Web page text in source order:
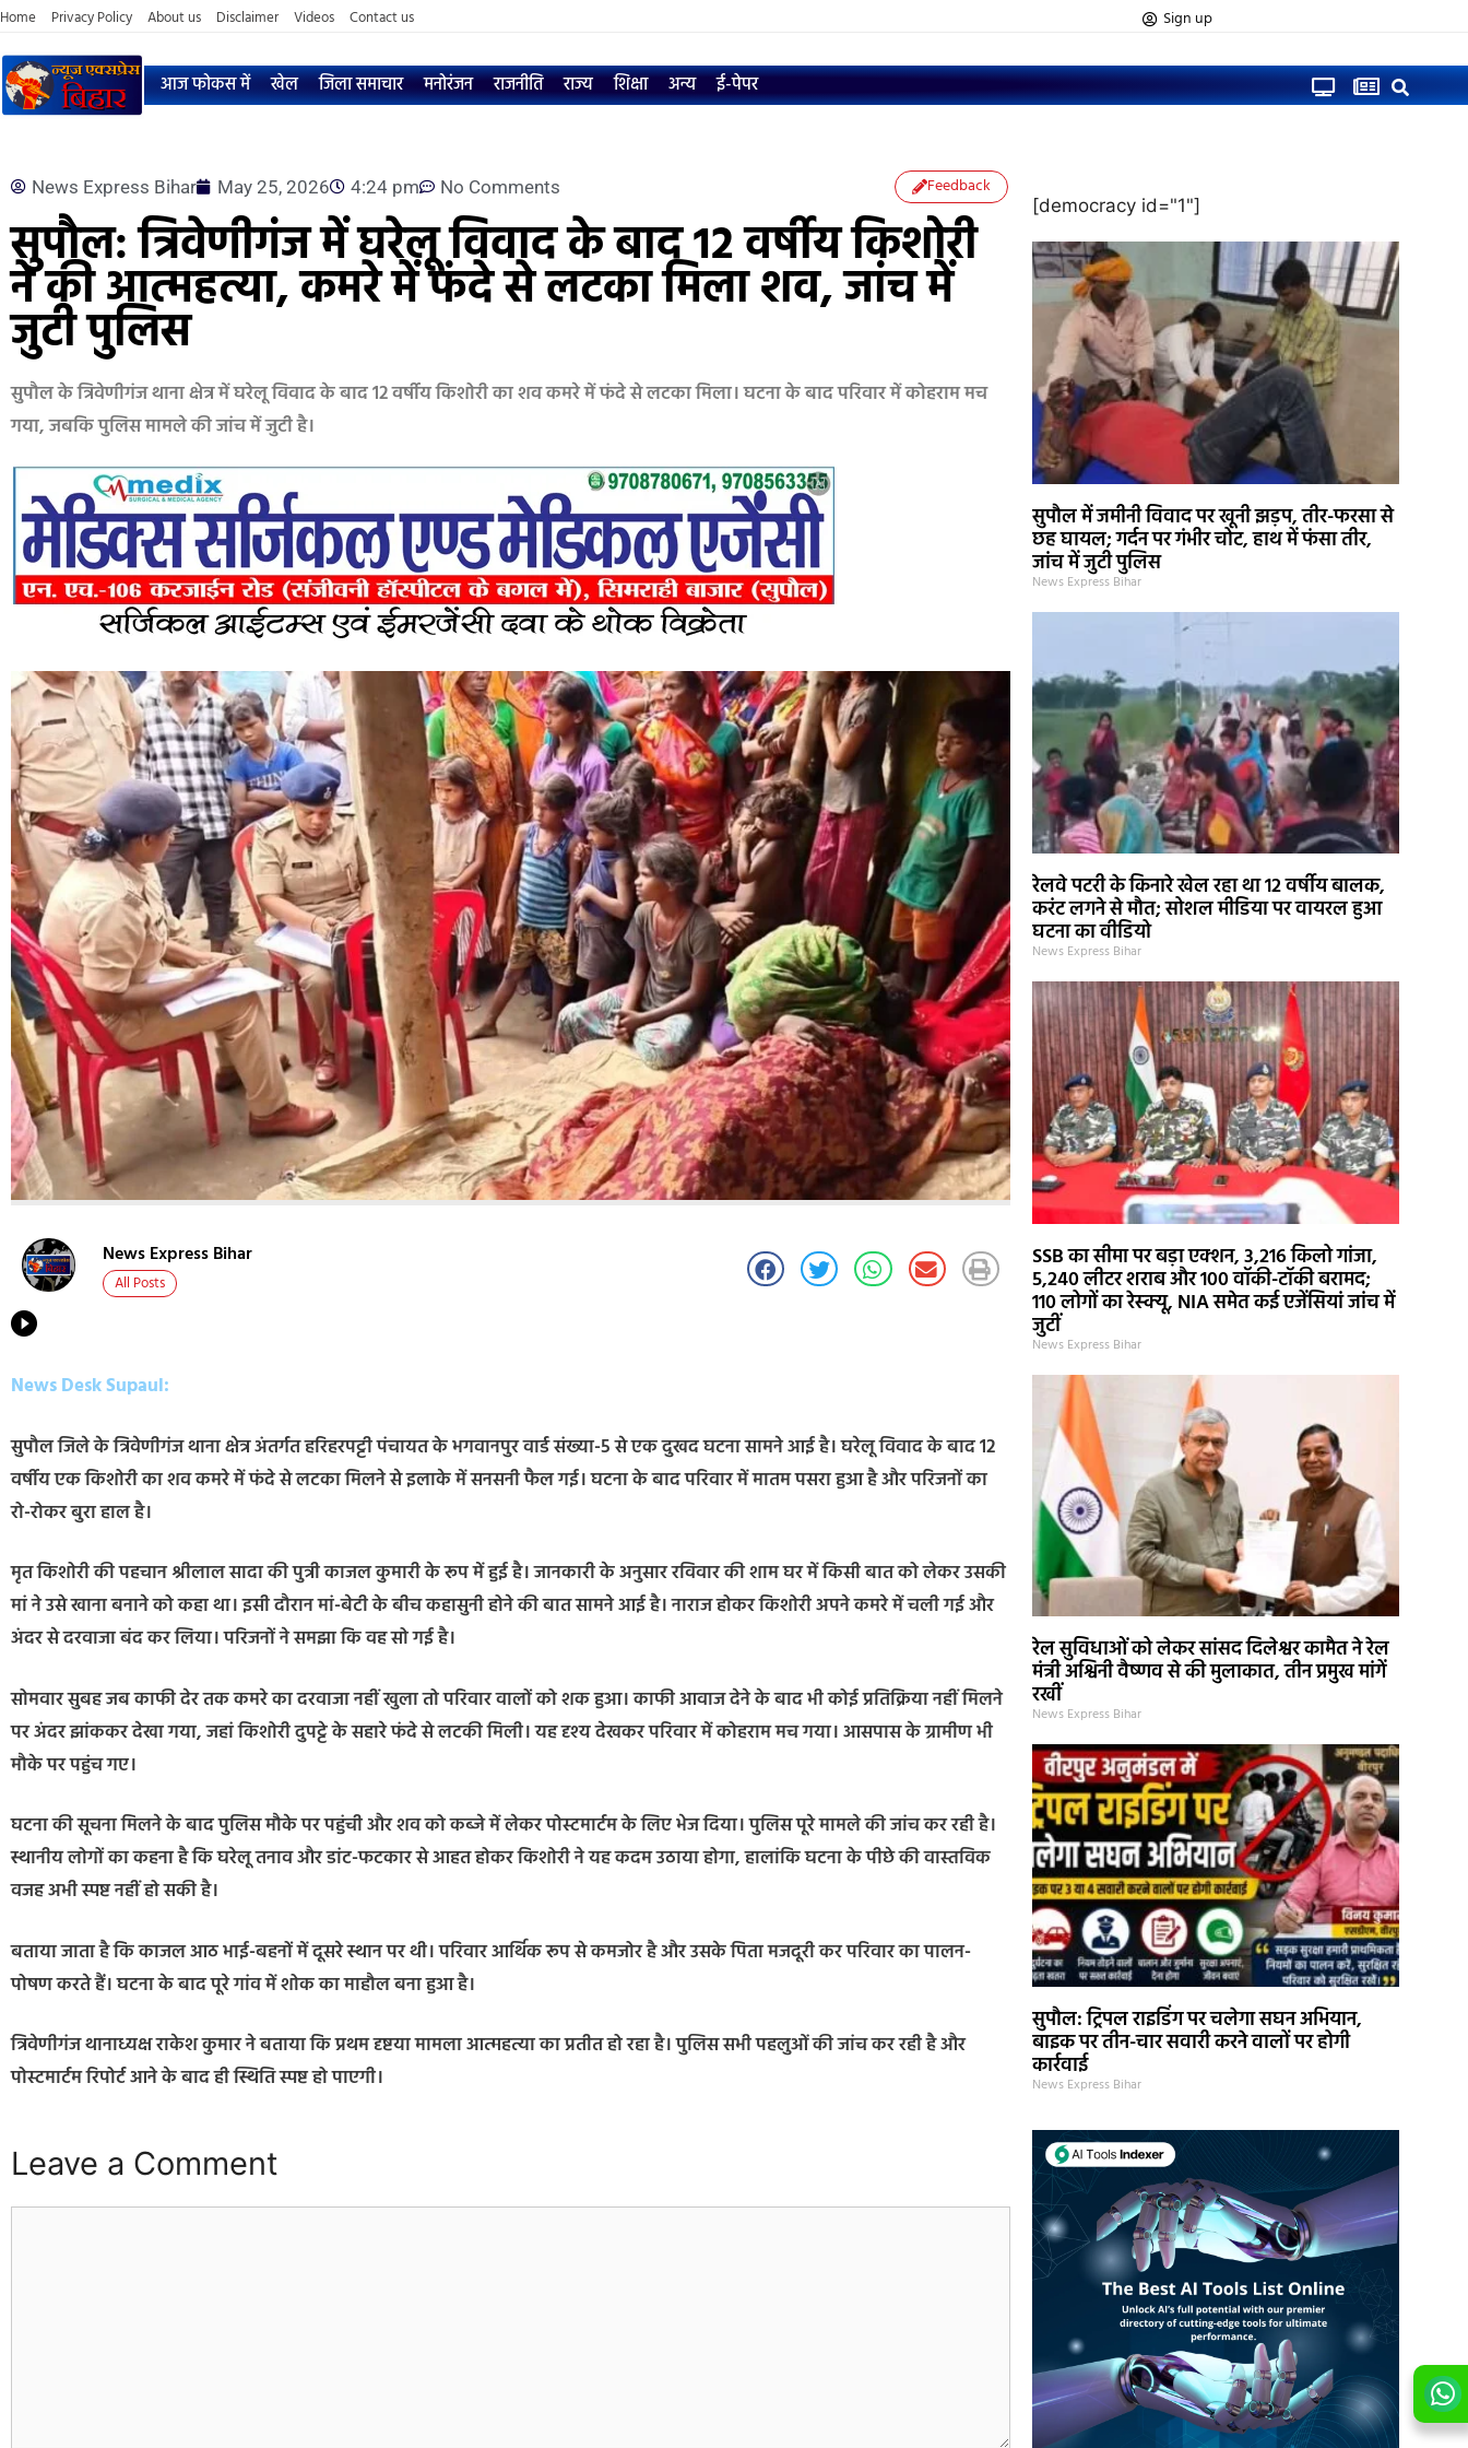
Home Privacy Policy About us Disclaimer Videos Contact us Sign up
आज फोकस में खेल जिला समाचार मनोरंजन राजनीति राज्य शिक्षा अन्य ई-पेपर
News Express Bihar May 25, 2026 4:24 pm No Comments Feedback
सुपौल: त्रिवेणीगंज में घरेलू विवाद के बाद 12 वर्षीय किशोरी
ने की आत्महत्या, कमरे में फंदे से लटका मिला शव, जांच में
जुटी पुलिस
सुपौल के त्रिवेणीगंज थाना क्षेत्र में घरेलू विवाद के बाद 12 वर्षीय किशोरी का शव कमरे में फंदे से लटका मिला। घटना के बाद परिवार में कोहराम मच
गया, जबकि पुलिस मामले की जांच में जुटी है।
News Express Bihar
All Posts
News Desk Supaul:
सुपौल जिले के त्रिवेणीगंज थाना क्षेत्र अंतर्गत हरिहरपट्टी पंचायत के भगवानपुर वार्ड संख्या-5 से एक दुखद घटना सामने आई है। घरेलू विवाद के बाद 12
वर्षीय एक किशोरी का शव कमरे में फंदे से लटका मिलने से इलाके में सनसनी फैल गई। घटना के बाद परिवार में मातम पसरा हुआ है और परिजनों का
रो-रोकर बुरा हाल है।
मृत किशोरी की पहचान श्रीलाल सादा की पुत्री काजल कुमारी के रूप में हुई है। जानकारी के अनुसार रविवार की शाम घर में किसी बात को लेकर उसकी
मां ने उसे खाना बनाने को कहा था। इसी दौरान मां-बेटी के बीच कहासुनी होने की बात सामने आई है। नाराज होकर किशोरी अपने कमरे में चली गई और
अंदर से दरवाजा बंद कर लिया। परिजनों ने समझा कि वह सो गई है।
सोमवार सुबह जब काफी देर तक कमरे का दरवाजा नहीं खुला तो परिवार वालों को शक हुआ। काफी आवाज देने के बाद भी कोई प्रतिक्रिया नहीं मिलने
पर अंदर झांककर देखा गया, जहां किशोरी दुपट्टे के सहारे फंदे से लटकी मिली। यह दृश्य देखकर परिवार में कोहराम मच गया। आसपास के ग्रामीण भी
मौके पर पहुंच गए।
घटना की सूचना मिलने के बाद पुलिस मौके पर पहुंची और शव को कब्जे में लेकर पोस्टमार्टम के लिए भेज दिया। पुलिस पूरे मामले की जांच कर रही है।
स्थानीय लोगों का कहना है कि घरेलू तनाव और डांट-फटकार से आहत होकर किशोरी ने यह कदम उठाया होगा, हालांकि घटना के पीछे की वास्तविक
वजह अभी स्पष्ट नहीं हो सकी है।
बताया जाता है कि काजल आठ भाई-बहनों में दूसरे स्थान पर थी। परिवार आर्थिक रूप से कमजोर है और उसके पिता मजदूरी कर परिवार का पालन-
पोषण करते हैं। घटना के बाद पूरे गांव में शोक का माहौल बना हुआ है।
त्रिवेणीगंज थानाध्यक्ष राकेश कुमार ने बताया कि प्रथम दृष्टया मामला आत्महत्या का प्रतीत हो रहा है। पुलिस सभी पहलुओं की जांच कर रही है और
पोस्टमार्टम रिपोर्ट आने के बाद ही स्थिति स्पष्ट हो पाएगी।
Leave a Comment
[democracy id="1"]
सुपौल में जमीनी विवाद पर खूनी झड़प, तीर-फरसा से
छह घायल; गर्दन पर गंभीर चोट, हाथ में फंसा तीर,
जांच में जुटी पुलिस
News Express Bihar
रेलवे पटरी के किनारे खेल रहा था 12 वर्षीय बालक,
करंट लगने से मौत; सोशल मीडिया पर वायरल हुआ
घटना का वीडियो
News Express Bihar
SSB का सीमा पर बड़ा एक्शन, 3,216 किलो गांजा,
5,240 लीटर शराब और 100 वॉकी-टॉकी बरामद;
110 लोगों का रेस्क्यू, NIA समेत कई एजेंसियां जांच में
जुटीं
News Express Bihar
रेल सुविधाओं को लेकर सांसद दिलेश्वर कामैत ने रेल
मंत्री अश्विनी वैष्णव से की मुलाकात, तीन प्रमुख मांगें
रखीं
News Express Bihar
सुपौल: ट्रिपल राइडिंग पर चलेगा सघन अभियान,
बाइक पर तीन-चार सवारी करने वालों पर होगी
कार्रवाई
News Express Bihar